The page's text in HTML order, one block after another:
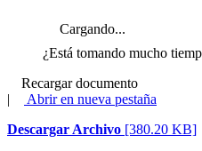
Cargando...
¿Está tomando mucho
Recargar documento
|
Abrir en nueva pestaña
Descargar Archivo [380.20 KB]